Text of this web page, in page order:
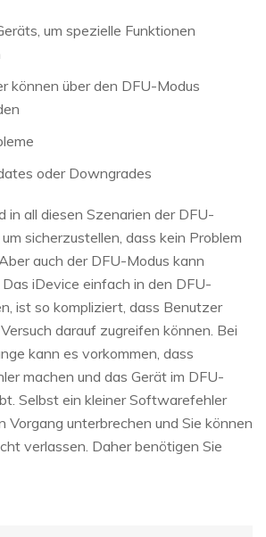
um spezielle Funktionen
können über den DFU-Modus
oder Downgrades
in all diesen Szenarien der DFU-
sicherzustellen, dass kein Problem
auch der DFU-Modus kann
iDevice einfach in den DFU-
ist so kompliziert, dass Benutzer
darauf zugreifen können. Bei
kann es vorkommen, dass
machen und das Gerät im DFU-
Selbst ein kleiner Softwarefehler
Vorgang unterbrechen und Sie können
verlassen. Daher benötigen Sie